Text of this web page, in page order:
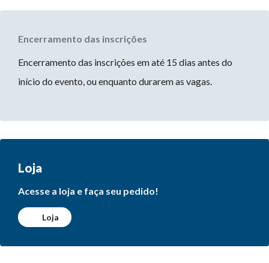
Encerramento das inscrições
Encerramento das inscrições em até 15 dias antes do
início do evento, ou enquanto durarem as vagas.
Loja
Acesse a loja e faça seu pedido!
Loja